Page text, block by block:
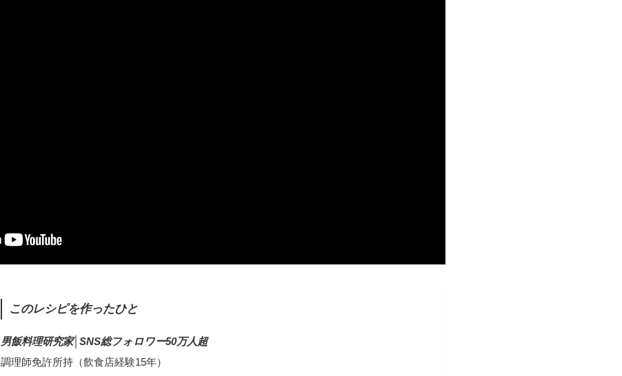
このレシピを作ったひと
男飯料理研究家│SNS総フォロワー50万人超
調理師免許所持（飲食店経験15年）